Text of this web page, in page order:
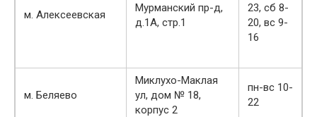
м. Алексеевская
Мурманский пр-д,
д.1А, стр.1
23, сб 8-
20, вс 9-
16
м. Беляево
Миклухо-Маклая
ул, дом № 18,
корпус 2
пн-вс 10-
22